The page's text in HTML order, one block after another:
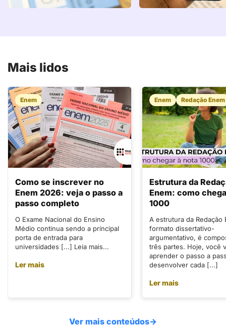
Mais lidos
Enem
Como se inscrever no
Enem 2026: veja o passo a
passo completo
O Exame Nacional do Ensino
Médio continua sendo a principal
porta de entrada para
universidades [...] Leia mais...
Ler mais
Enem Redação Enem
Estrutura da
Enem: como
1000
A estrutura da Redação
formato dissertativo-
argumentativo, é
três partes. Hoje, você
aprender o passo a
desenvolver cada [...]
Ler mais
Ver mais conteúdos→